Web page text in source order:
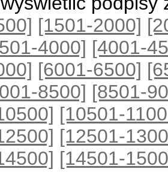
[1501-2000]
4000] [4001-
[6001-6500]
8500] [8501-
[10501-
[12501-
[14501-